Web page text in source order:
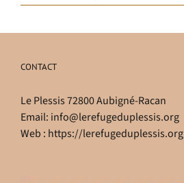
CONTACT
Le Plessis 72800 Aubigné-Racan
Email: info@lerefugeduplessis.org
Web : https://lerefugeduplessis.org